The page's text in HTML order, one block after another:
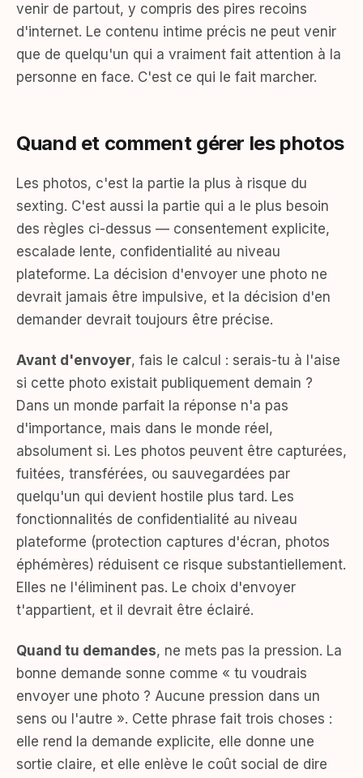
venir de partout, y compris des pires recoins
d'internet. Le contenu intime précis ne peut venir
que de quelqu'un qui a vraiment fait attention à la
personne en face. C'est ce qui le fait marcher.
Quand et comment gérer les photos
Les photos, c'est la partie la plus à risque du
sexting. C'est aussi la partie qui a le plus besoin
des règles ci-dessus — consentement explicite,
escalade lente, confidentialité au niveau
plateforme. La décision d'envoyer une photo ne
devrait jamais être impulsive, et la décision d'en
demander devrait toujours être précise.
Avant d'envoyer, fais le calcul : serais-tu à l'aise
si cette photo existait publiquement demain ?
Dans un monde parfait la réponse n'a pas
d'importance, mais dans le monde réel,
absolument si. Les photos peuvent être capturées,
fuitées, transférées, ou sauvegardées par
quelqu'un qui devient hostile plus tard. Les
fonctionnalités de confidentialité au niveau
plateforme (protection captures d'écran, photos
éphémères) réduisent ce risque substantiellement.
Elles ne l'éliminent pas. Le choix d'envoyer
t'appartient, et il devrait être éclairé.
Quand tu demandes, ne mets pas la pression. La
bonne demande sonne comme « tu voudrais
envoyer une photo ? Aucune pression dans un
sens ou l'autre ». Cette phrase fait trois choses :
elle rend la demande explicite, elle donne une
sortie claire, et elle enlève le coût social de dire